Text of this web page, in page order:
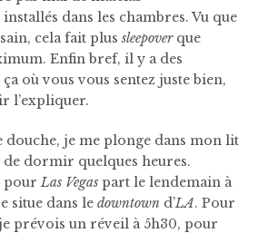
dans les chambres. Vu que
cela fait plus sleepoverque
Enfin bref, il y a des
où vous vous sentez juste bien,
l’expliquer.
douche, je me plonge dans mon lit
dormir quelques heures.
pourLas Vegas part le lendemain à
situe dans le downtown d’LA. Pour
prévois un réveil à 5h30, pour